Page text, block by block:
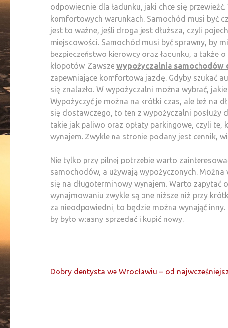
odpowiednie dla ładunku, jaki chce się
komfortowych warunkach. Samochód musi być
jest to ważne, jeśli droga jest dłuższa, czyli
miejscowości. Samochód musi być sprawny, by
bezpieczeństwo kierowcy oraz ładunku, a także
kłopotów. Zawsze wypożyczalnia samochodów
zapewniające komfortową jazdę. Gdyby szukać
się znalazło. W wypożyczalni można wybrać,
Wypożyczyć je można na krótki czas, ale też na
się dostawczego, to ten z wypożyczalni posłuży
takie jak paliwo oraz opłaty parkingowe, czyli te,
wynajem. Zwykle na stronie podany jest cennik,
Nie tylko przy pilnej potrzebie warto
samochodów, a używają wypożyczonych.
się na długoterminowy wynajem. Warto zapytać
wynajmowaniu zwykle są one niższe niż przy
za nieodpowiedni, to będzie można wynająć
by było własny sprzedać i kupić nowy.
Nawigacja
Dobry dentysta we Wrocławiu – od